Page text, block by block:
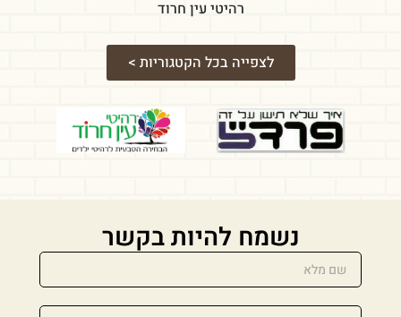
רהיטי עין חרוד
לצפייה בכל הקטגוריות >
נשמח להיות בקשר